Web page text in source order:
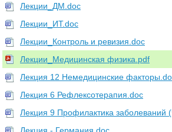
Лекции_ДМ.doc
Лекции_ИТ.doc
Лекции_Контроль и ревизия.doc
Лекции_Медицинская физика.pdf
Лекция 12 Немедицинские
Лекция 6 Рефлексотерапия.doc
Лекция 9 Профилактика заболеваний
Лекция - Германия.doc